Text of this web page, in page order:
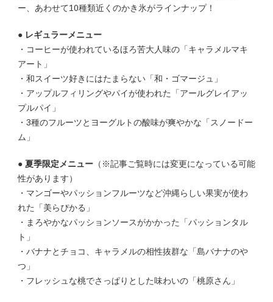
ー、あわせて10種類近くのかき氷がラインナップ！
● レギュラーメニュー
・コーヒーが使われているほろ苦大人味の「キャラメルマキ
アート」
・和スイーツ好きにはたまらない「和・ゴマージュ」
・アップルフィリングやパイが使われた「アールグレイアッ
プルパイ」
・3種のフルーツとヨーグルトの酸味が爽やかな「スノードー
ム」
● 夏季限定メニュー （※記事ご覧時には変更になっている可能
性があります）
・マンゴーやパッションフルーツなど沖縄らしい果実が使わ
れた「美らぴかる」
・まろやかなパッションソースがかかった「パッションタル
ト」
・バナナとチョコ、キャラメルの相性抜群な「島バナナのや
つ」
・フレッシュな桃でさっぱりとした味わいの「桃原さん」